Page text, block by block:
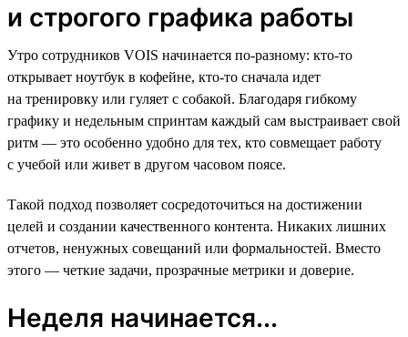
и строгого графика работы
Утро сотрудников VOIS начинается по-разному: кто-то
открывает ноутбук в кофейне, кто-то сначала идет
на тренировку или гуляет с собакой. Благодаря гибкому
графику и недельным спринтам каждый сам выстраивает свой
ритм — это особенно удобно для тех, кто совмещает работу
с учебой или живет в другом часовом поясе.
Такой подход позволяет сосредоточиться на достижении
целей и создании качественного контента. Никаких лишних
отчетов, ненужных совещаний или формальностей. Вместо
этого — четкие задачи, прозрачные метрики и доверие.
Неделя начинается...